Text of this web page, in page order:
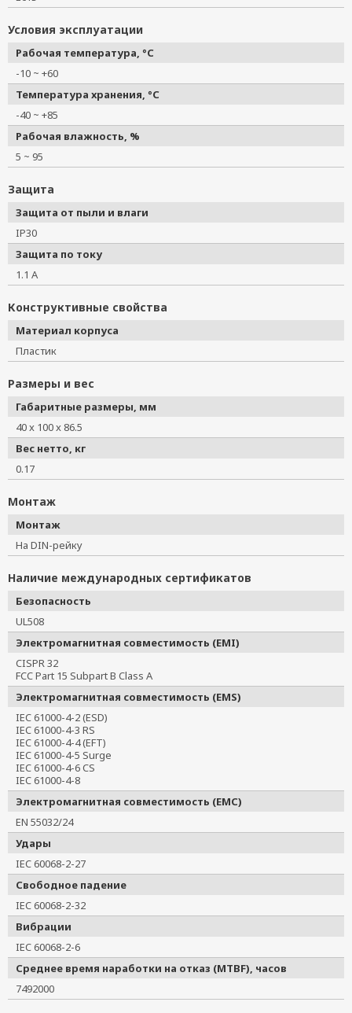
Условия эксплуатации
Рабочая температура, °C
-10 ~ +60
Температура хранения, °C
-40 ~ +85
Рабочая влажность, %
5 ~ 95
Защита
Защита от пыли и влаги
IP30
Защита по току
1.1 А
Конструктивные свойства
Материал корпуса
Пластик
Размеры и вес
Габаритные размеры, мм
40 x 100 x 86.5
Вес нетто, кг
0.17
Монтаж
Монтаж
На DIN-рейку
Наличие международных сертификатов
Безопасность
UL508
Электромагнитная совместимость (EMI)
CISPR 32
FCC Part 15 Subpart B Class A
Электромагнитная совместимость (EMS)
IEC 61000-4-2 (ESD)
IEC 61000-4-3 RS
IEC 61000-4-4 (EFT)
IEC 61000-4-5 Surge
IEC 61000-4-6 CS
IEC 61000-4-8
Электромагнитная совместимость (EMC)
EN 55032/24
Удары
IEC 60068-2-27
Свободное падение
IEC 60068-2-32
Вибрации
IEC 60068-2-6
Среднее время наработки на отказ (MTBF), часов
7492000